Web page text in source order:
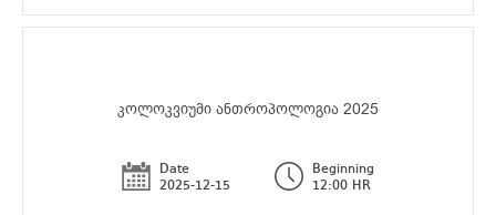
კოლოკვიუმი ანთროპოლოგია 2025
Date
2025-12-15
Beginning
12:00 HR